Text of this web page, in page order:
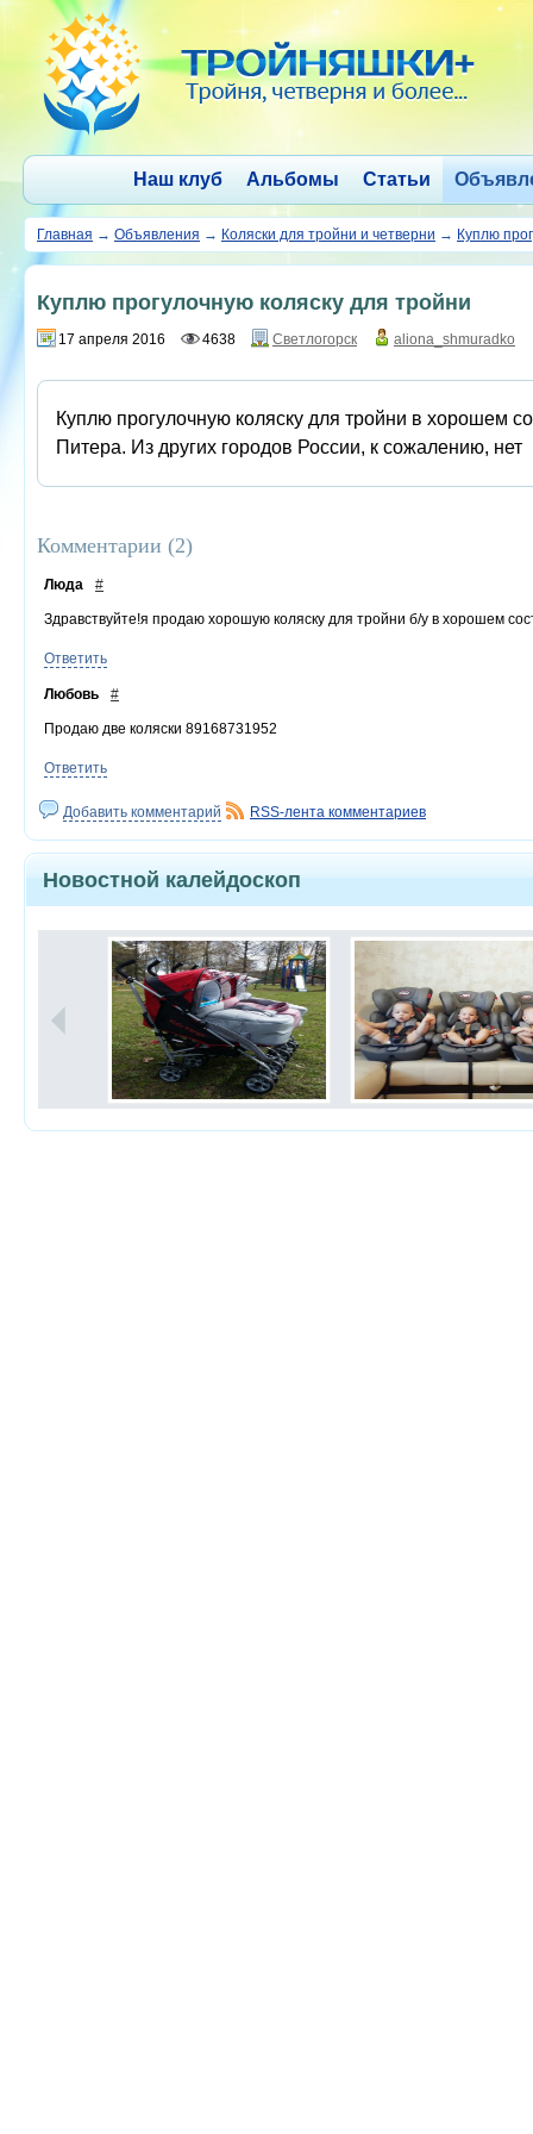
Наш клуб Альбомы Статьи
Главная → Объявления → Коляски для тройни и четверни → Куплю
Куплю прогулочную коляску для тройни
17 апреля 2016 4638 Светлогорск aliona_shmuradko
Куплю прогулочную коляску для тройни в хорошем
Питера. Из других городов России, к сожалению, нет
Комментарии (2)
Люда #
Здравствуйте!я продаю хорошую коляску для тройни б/у в хорошем
Ответить
Любовь #
Продаю две коляски 89168731952
Ответить
Добавить комментарий RSS-лента комментариев
Новостной калейдоскоп